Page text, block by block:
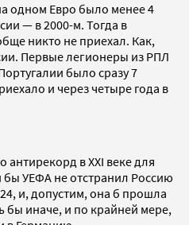
одном Евро было менее 4
— в 2000-м. Тогда в
никто не приехал. Как,
Первые легионеры из РПЛ
было сразу 7
и через четыре года в
в XXI веке для
бы УЕФА не отстранил Россию
и, допустим, она б прошла
бы иначе, и по крайней мере,